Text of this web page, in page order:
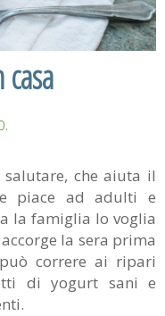
che aiuta il
piace ad adulti e
la famiglia lo voglia
la sera prima
correre ai ripari
di yogurt sani e